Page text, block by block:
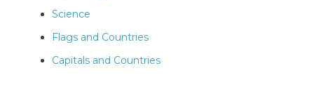
Science
Flags and Countries
Capitals and Countries